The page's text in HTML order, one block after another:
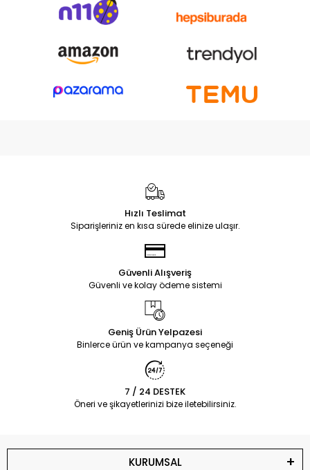
Hızlı Teslimat
Siparişleriniz en kısa sürede elinize ulaşır.
Güvenli Alışveriş
Güvenli ve kolay ödeme sistemi
Geniş Ürün Yelpazesi
Binlerce ürün ve kampanya seçeneği
7 / 24 DESTEK
Öneri ve şikayetlerinizi bize iletebilirsiniz.
KURUMSAL